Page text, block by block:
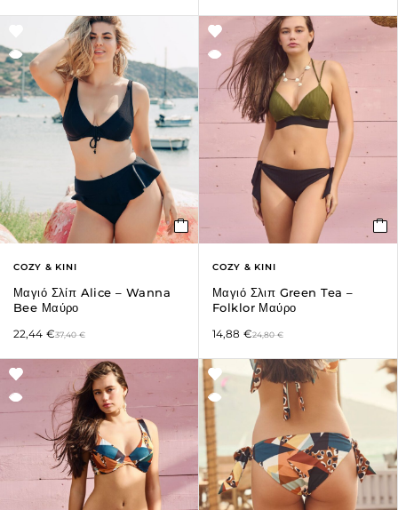
COZY & KINI
Μαγιό Σλίπ Alice – Wanna
Bee Μαύρο
37,40€
22,44 €
COZY & KINI
Μαγιό Σλιπ Green Tea –
Folklor Μαύρο
24,80€
14,88 €